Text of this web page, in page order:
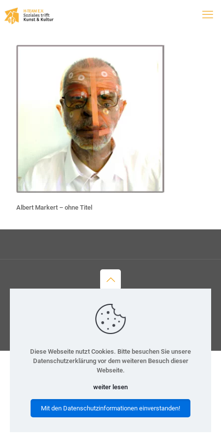
Albert Markert – ohne Titel
© 2026 H-Team e.V.
Datenschutz
Diese Webseite nutzt Cookies. Bitte besuchen Sie unsere
Datenschutzerklärung vor dem weiteren Besuch dieser
Webseite.
weiter lesen
Mit den Datenschutzinformationen einverstanden!